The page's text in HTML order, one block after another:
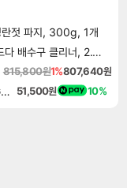
란젓 파지, 300g, 1개
수구 클리너, 2.1L, 6개
815,800원1%807,640원
더 렐릭 퍼스트 가디언 The Relic First Guardian 51,500원 10%